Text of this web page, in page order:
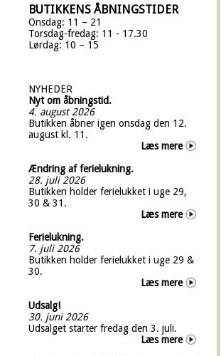
BUTIKKENS ÅBNINGSTIDER
Onsdag: 11 – 21
Torsdag-fredag: 11 - 17.30
Lørdag: 10 – 15
NYHEDER
Nyt om åbningstid.
4. august 2026
Butikken åbner igen onsdag den 12.
august kl. 11.
Læs mere
Ændring af ferielukning.
28. juli 2026
Butikken holder ferielukket i uge 29,
30 & 31.
Læs mere
Ferielukning.
7. juli 2026
Butikken holder ferielukket i uge 29 &
30.
Læs mere
Udsalg!
30. juni 2026
Udsalget starter fredag den 3. juli.
Læs mere